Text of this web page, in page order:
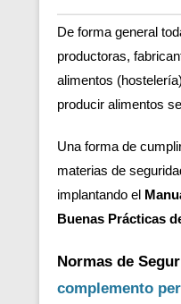
De forma general
productoras,
alimentos
producir alimentos
Una forma de
materias de
implantando el
Buenas Prácticas
Normas de
complemento